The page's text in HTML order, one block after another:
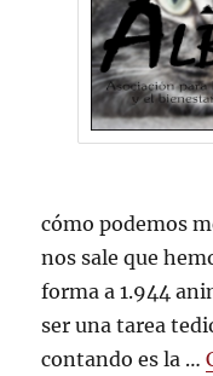
cómo podemos
nos sale que
forma a 1.944
ser una tarea
contando es la …